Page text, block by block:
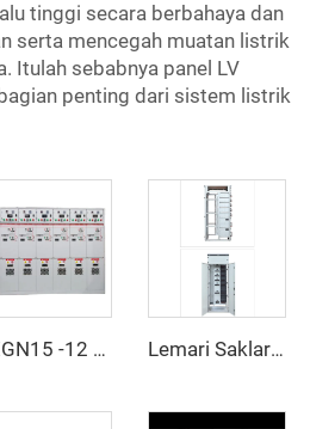
tinggi secara berbahaya dan
serta mencegah muatan listrik
Itulah sebabnya panel LV
penting dari sistem listrik
HXGN15 -12 AC peralatan saklar tertutup logam Lemari Saklar Tegangan Rendah Tarik GCK